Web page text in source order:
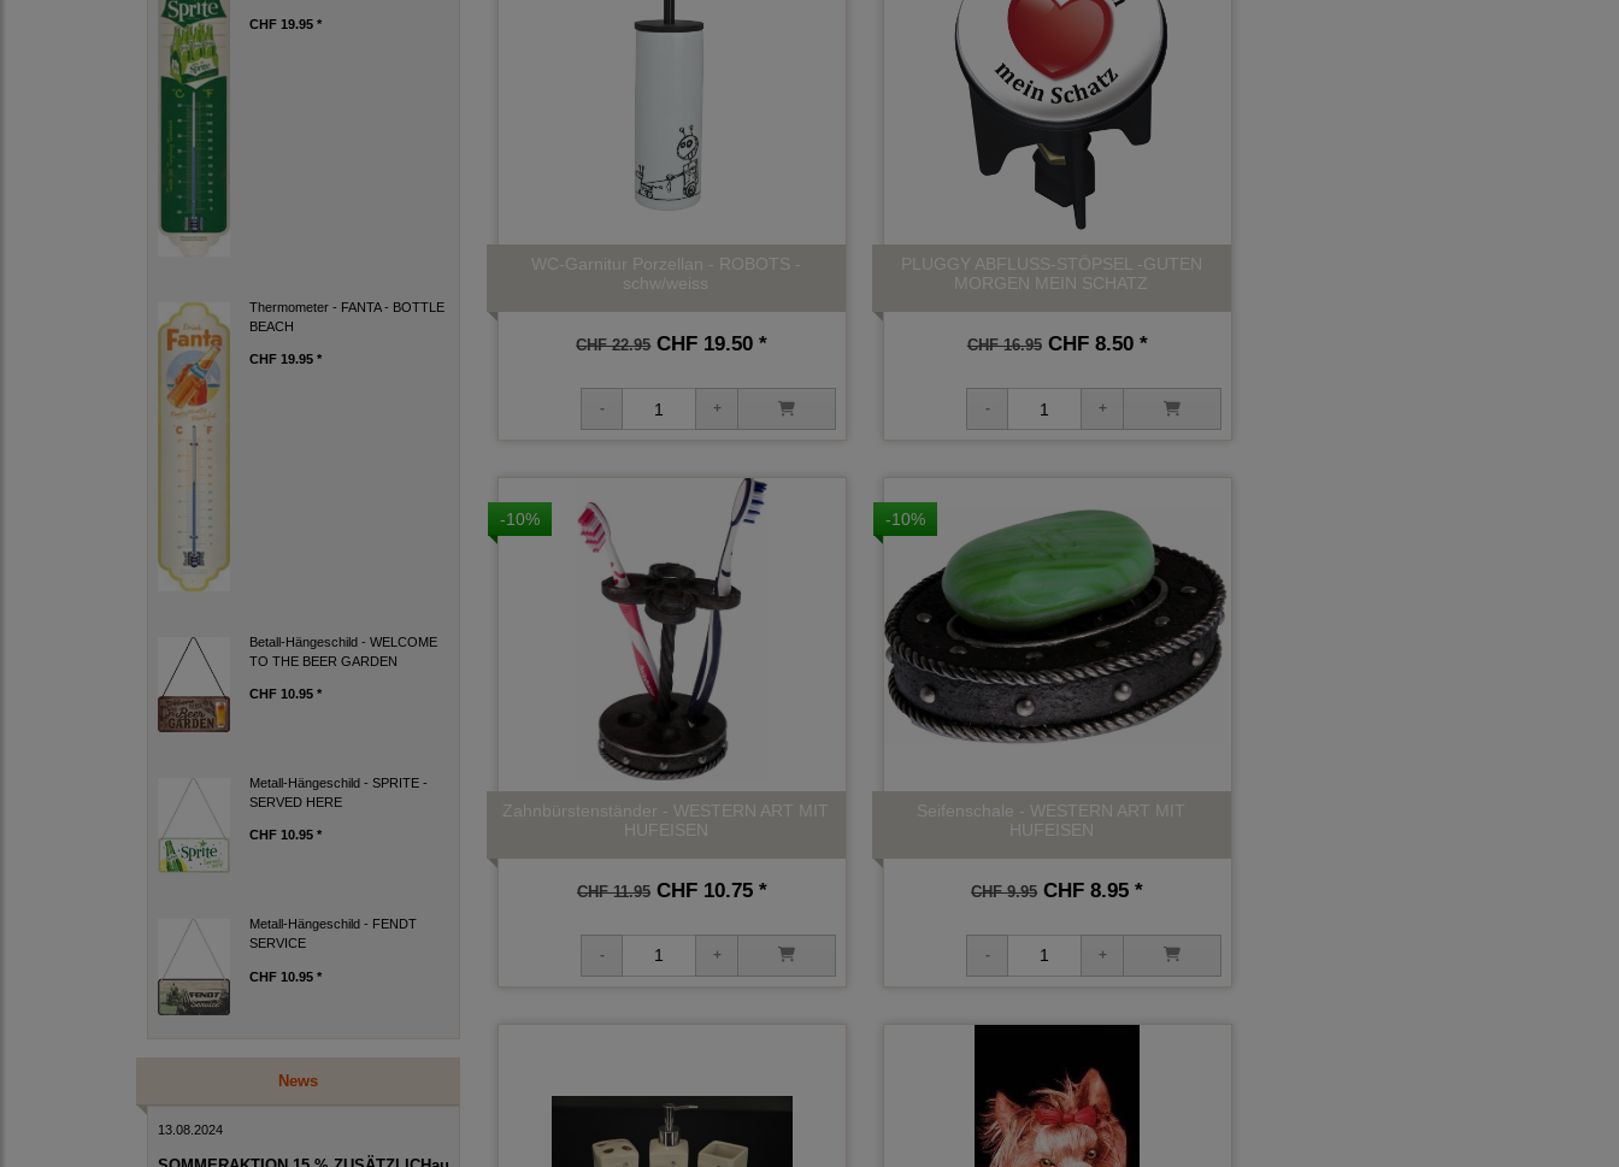
CHF 19.95 *
Thermometer - FANTA - BOTTLE
BEACH
CHF 19.95 *
Betall-Hängeschild - WELCOME
TO THE BEER GARDEN
CHF 10.95 *
Metall-Hängeschild - SPRITE -
SERVED HERE
CHF 10.95 *
Metall-Hängeschild - FENDT
SERVICE
CHF 10.95 *
News
13.08.2024
WC-Garnitur Porzellan - ROBOTS -
schw/weiss
CHF 22.95CHF 19.50 *
PLUGGY ABFLUSS-STÖPSEL -GUTEN
MORGEN MEIN SCHATZ
CHF 16.95CHF 8.50 *
-10%
Zahnbürstenständer - WESTERN ART MIT
HUFEISEN
CHF 11.95CHF 10.75 *
-10%
Seifenschale - WESTERN ART MIT
HUFEISEN
CHF 9.95 CHF 8.95 *